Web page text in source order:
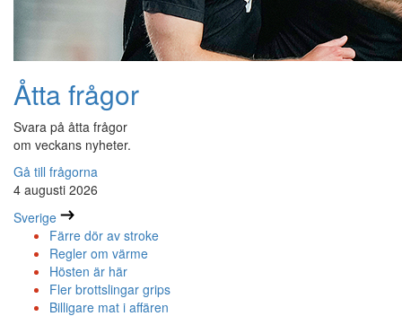
Åtta frågor
Svara på åtta frågor
om veckans nyheter.
Gå till frågorna
4 augusti 2026
Sverige
Färre dör av stroke
Regler om värme
Hösten är här
Fler brottslingar grips
Billigare mat i affären